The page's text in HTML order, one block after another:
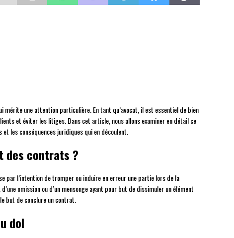
une attention particulière. En tant qu’avocat, il est essentiel de bien
et éviter les litiges. Dans cet article, nous allons examiner en détail ce
les conséquences juridiques qui en découlent.
des contrats ?
par l’intention de tromper ou induire en erreur une partie lors de la
omission ou d’un mensonge ayant pour but de dissimuler un élément
but de conclure un contrat.
dol